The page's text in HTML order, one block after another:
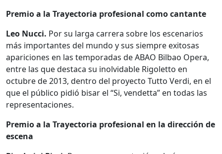
Premio a la Trayectoria profesional como cantante
Leo Nucci. Por su larga carrera sobre los escenarios
más importantes del mundo y sus siempre exitosas
apariciones en las temporadas de ABAO Bilbao Opera,
entre las que destaca su inolvidable Rigoletto en
octubre de 2013, dentro del proyecto Tutto Verdi, en el
que el público pidió bisar el “Si, vendetta” en todas las
representaciones.
Premio a la Trayectoria profesional en la dirección de
escena